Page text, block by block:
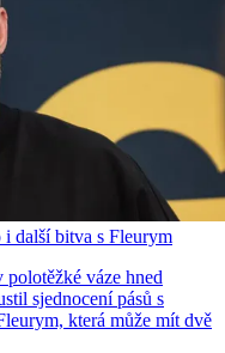
další bitva s Fleurym
váze hned
sjednocení pásů s
která může mít dvě